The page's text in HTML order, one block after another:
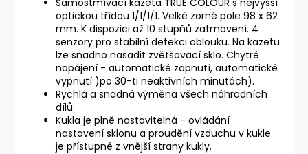
optickou třídou 1/1/1/1. Velké zorné pole 98 x 62
mm. K dispozici až 10 stupňů zatmavení. 4
senzory pro stabilní detekci oblouku. Na kazetu
lze snadno nasadit zvětšovací sklo. Chytré
napájení - automatické zapnutí, automatické
vypnutí )po 30-ti neaktivních minutách).
Rychlá a snadná výměna všech náhradních
dílů.
Kukla je plně nastavitelná - ovládání
nastavení sklonu a proudění vzduchu v kukle
je přístupné z vnější strany kukly.